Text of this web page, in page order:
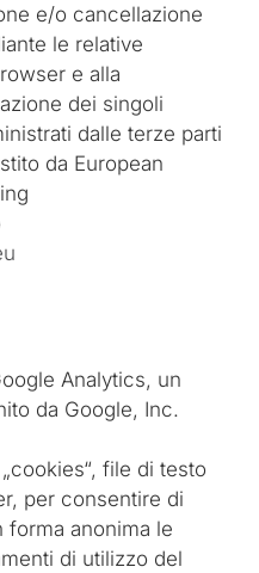
e/o cancellazione
le relative
e alla
dei singoli
dalle terze parti
da European
Analytics, un
da Google, Inc.
file di testo
per consentire di
forma anonima le
di utilizzo del